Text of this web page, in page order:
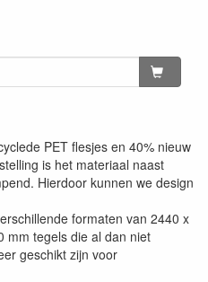
PET flesjes en 40% nieuw
is het materiaal naast
Hierdoor kunnen we design
formaten van 2440 x
mm tegels die al dan niet
geschikt zijn voor